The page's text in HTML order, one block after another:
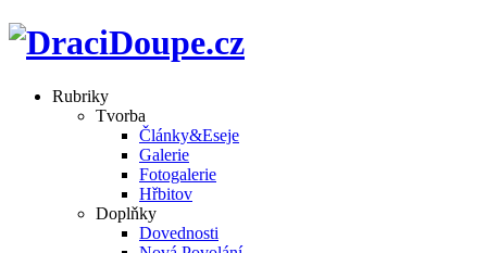
Rubriky
Tvorba
Články&Eseje
Galerie
Fotogalerie
Hřbitov
Doplňky
Dovednosti